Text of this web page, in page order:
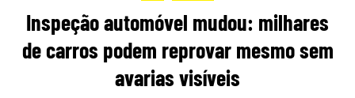
Inspeção automóvel mudou: milhares
de carros podem reprovar mesmo sem
avarias visíveis